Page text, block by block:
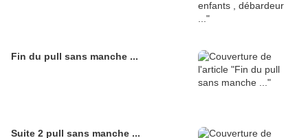
Fin du pull sans manche ...
Suite 2 pull sans manche ...